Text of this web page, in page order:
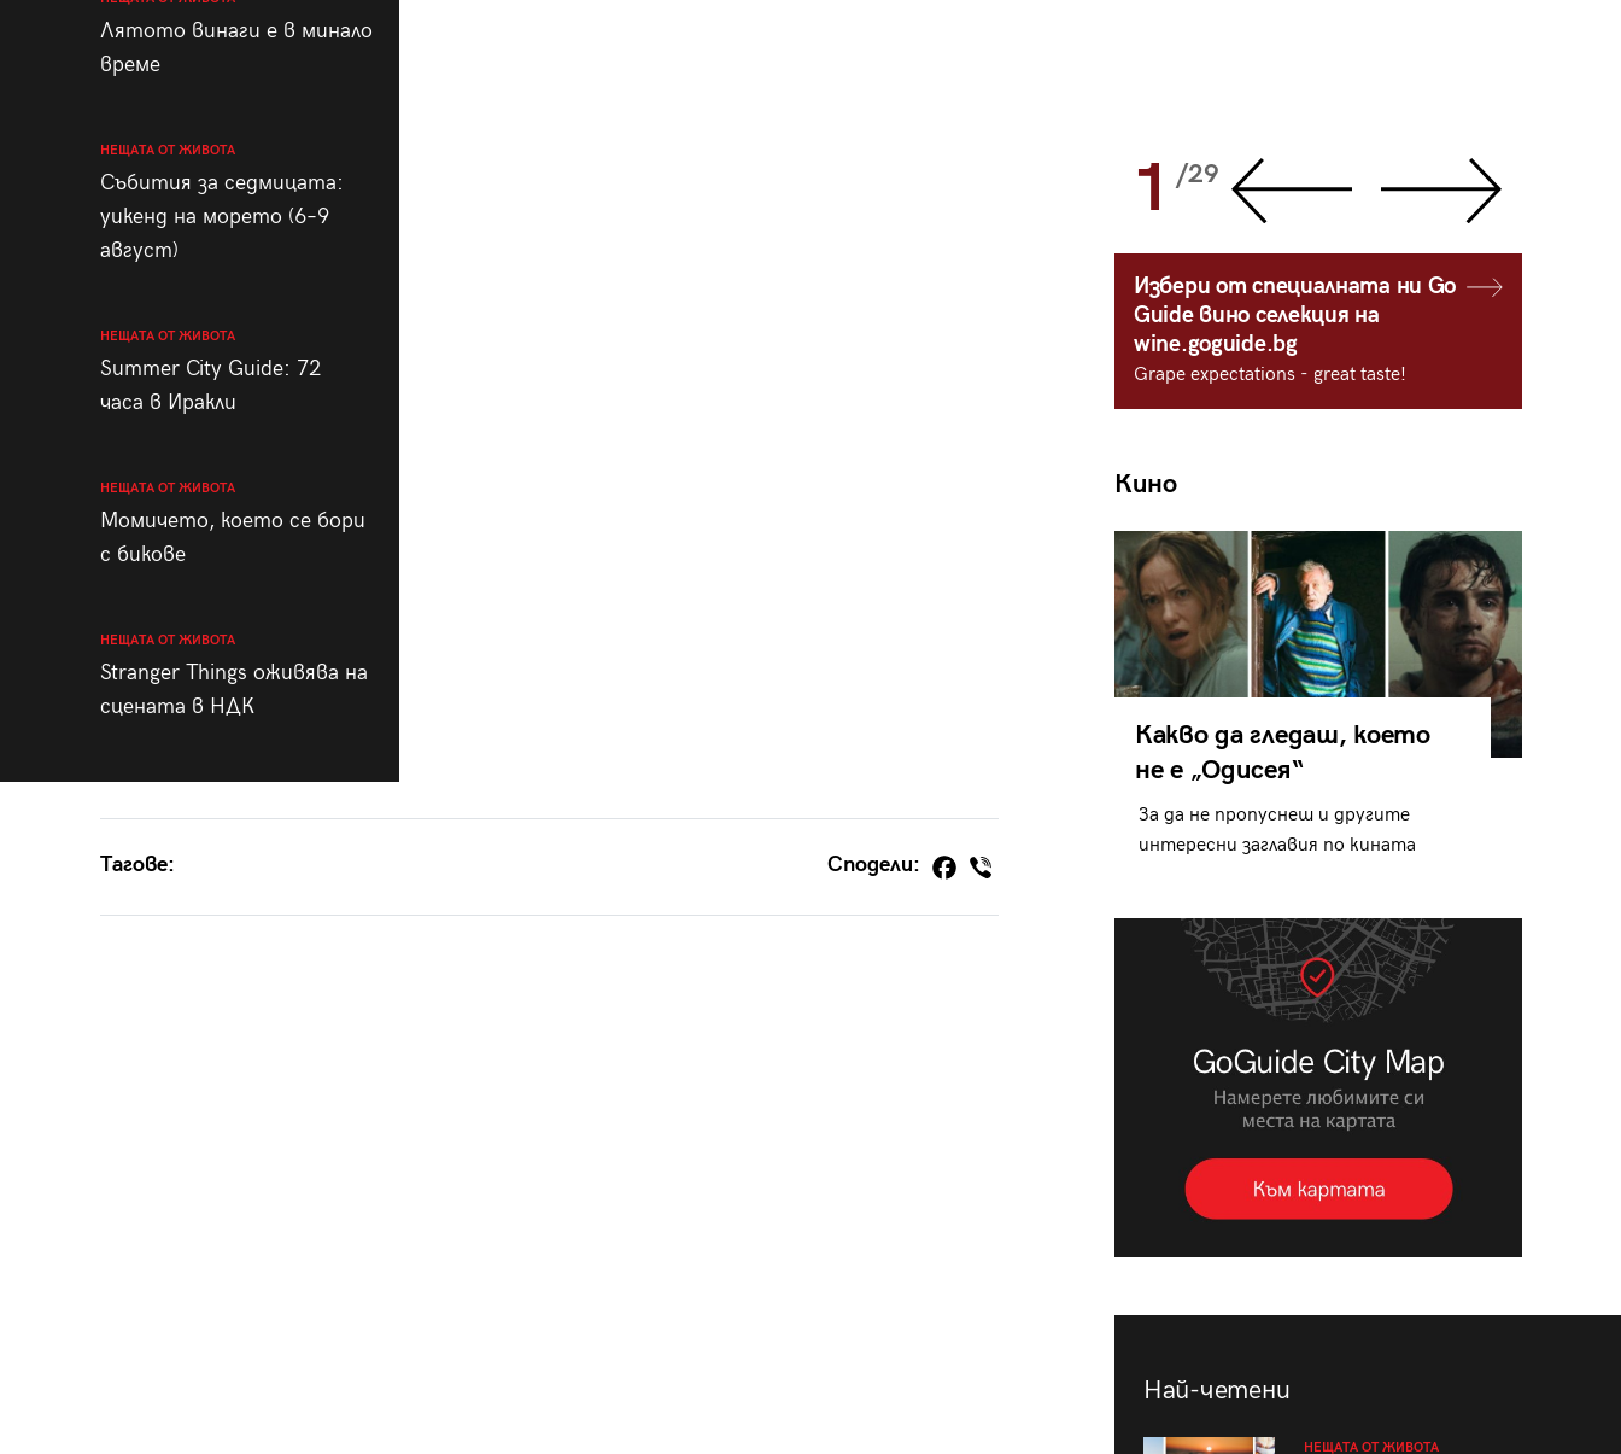
Лятото винаги е в минало
време
НЕЩАТА ОТ ЖИВОТА
Събития за седмицата:
уикенд на морето (6–9
август)
НЕЩАТА ОТ ЖИВОТА
Summer City Guide: 72
часа в Иракли
НЕЩАТА ОТ ЖИВОТА
Момичето, което се бори
с бикове
НЕЩАТА ОТ ЖИВОТА
Stranger Things оживява на
сцената в НДК
Тагове: Сподели:
28 1 /29
Избери от специалната ни Go
Guide вино селекция на
wine.goguide.bg
Grape expectations - great taste!
Кино
Какво да гледаш, което
не е „Одисея“
За да не пропуснеш и другите
интересни заглавия по кината
Най-четени
НЕЩАТА ОТ ЖИВОТА